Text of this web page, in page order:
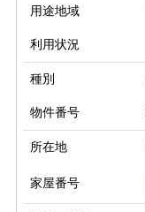
用途地域
利用状況
種別
物件番号
所在地
家屋番号